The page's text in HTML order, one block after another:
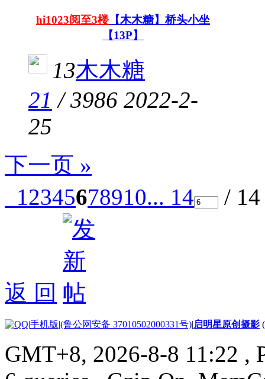
hi1023阅至3楼【木木糖】桥头小坐
【13P】
13木木糖
21 /3986 2022-2-
25
下一页 »
12345678910... 14 /
返 回
|手机版|(鲁公网安备 37010502000331号)|启明星原创摄影
GMT+8, 2026-8-8 11:22 ,